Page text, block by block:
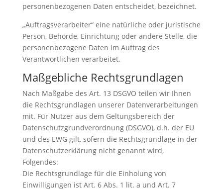
personenbezogenen Daten entscheidet, bezeichnet.
„Auftragsverarbeiter“ eine natürliche oder juristische
Person, Behörde, Einrichtung oder andere Stelle, die
personenbezogene Daten im Auftrag des
Verantwortlichen verarbeitet.
Maßgebliche Rechtsgrundlagen
Nach Maßgabe des Art. 13 DSGVO teilen wir Ihnen
die Rechtsgrundlagen unserer Datenverarbeitungen
mit. Für Nutzer aus dem Geltungsbereich der
Datenschutzgrundverordnung (DSGVO), d.h. der EU
und des EWG gilt, sofern die Rechtsgrundlage in der
Datenschutzerklärung nicht genannt wird,
Folgendes:
Die Rechtsgrundlage für die Einholung von
Einwilligungen ist Art. 6 Abs. 1 lit. a und Art. 7